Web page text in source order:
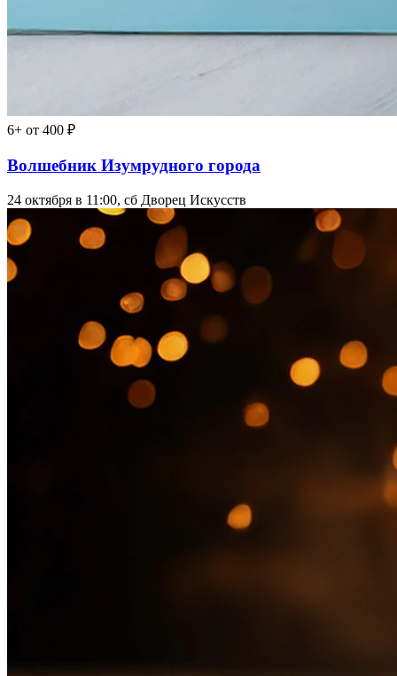
6+ от 400 ₽
Волшебник Изумрудного города
24 октября в 11:00, сб Дворец Искусств